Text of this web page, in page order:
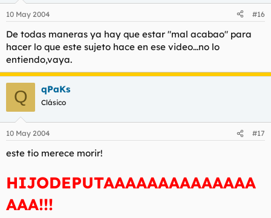
Calentir rebuznó:
son para jugar?
Haz clic para expandir...
Manuxos rebuznó:
Sí, pero con delicadeza...Haz clic para expandir...
Calentir rebuznó:
ñam ñam
diana007 rebuznó:
yo quiero de eso manuxooosHaz clic para expandir...
Manuxos rebuznó:
y de esto diana?
10 May 2004 #16
De todas maneras ya hay que estar "mal acabao" para
hacer lo que este sujeto hace en ese video...no lo
entiendo,vaya.
Q qPaKs
Clásico
10 May 2004 #17
este tio merece morir!
HIJODEPUTAAAAAAAAAAAAAA
AAA!!!